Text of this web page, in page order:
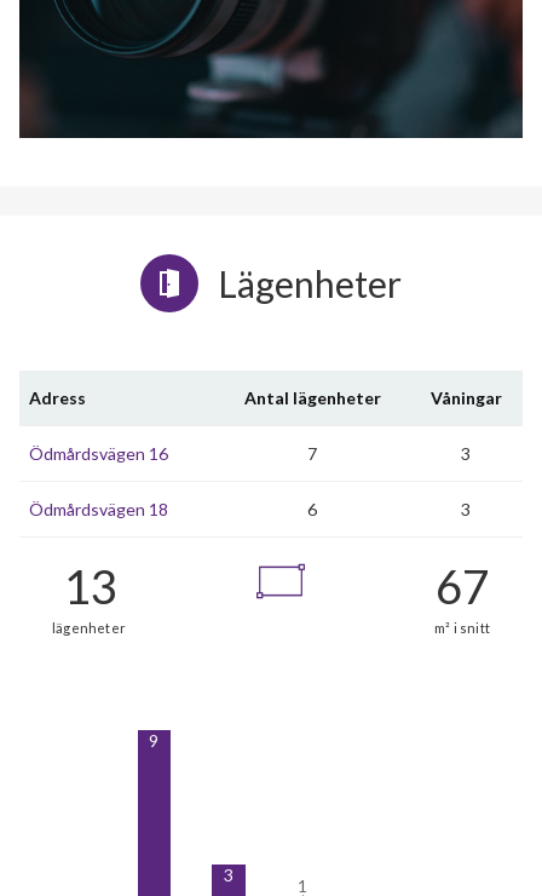
Lägenheter
Adress Antal lägenheter Våningar
Ödmårdsvägen 16 7 3
Ödmårdsvägen 18 6 3
9
3
11